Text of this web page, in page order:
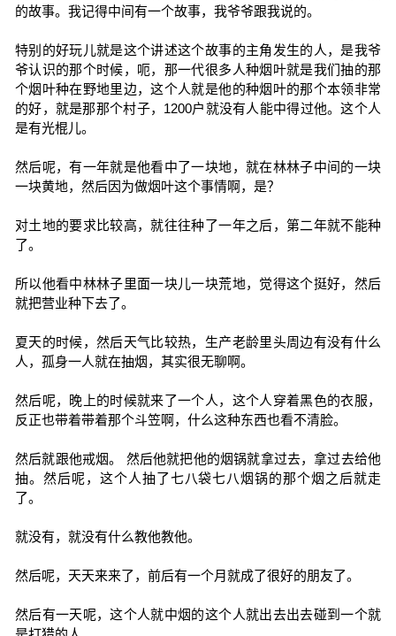
的故事。我记得中间有一个故事，我爷爷跟我说的。
特别的好玩儿就是这个讲述这个故事的主角发生的人，是我爷
爷认识的那个时候，呃，那一代很多人种烟叶就是我们抽的那
个烟叶种在野地里边，这个人就是他的种烟叶的那个本领非常
的好，就是那那个村子，1200户就没有人能中得过他。这个人
是有光棍儿。
然后呢，有一年就是他看中了一块地，就在林林子中间的一块
一块黄地，然后因为做烟叶这个事情啊，是？
对土地的要求比较高，就往往种了一年之后，第二年就不能种
了。
所以他看中林林子里面一块儿一块荒地，觉得这个挺好，然后
就把营业种下去了。
夏天的时候，然后天气比较热，生产老龄里头周边有没有什么
人，孤身一人就在抽烟，其实很无聊啊。
然后呢，晚上的时候就来了一个人，这个人穿着黑色的衣服，
反正也带着带着那个斗笠啊，什么这种东西也看不清脸。
然后就跟他戒烟。 然后他就把他的烟锅就拿过去，拿过去给他
抽。然后呢，这个人抽了七八袋七八烟锅的那个烟之后就走
了。
就没有，就没有什么教他教他。
然后呢，天天来来了，前后有一个月就成了很好的朋友了。
然后有一天呢，这个人就中烟的这个人就出去出去碰到一个就